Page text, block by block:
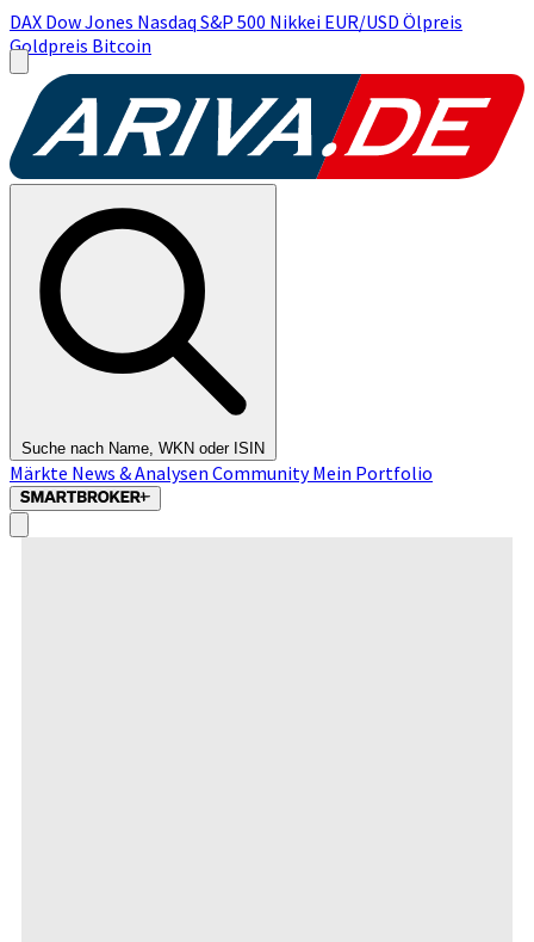
DAX Dow Jones Nasdaq S&P 500 Nikkei EUR/USD Ölpreis
Goldpreis Bitcoin
Suche nach Name, WKN oder ISIN
Märkte News & Analysen CommunityMein Portfolio